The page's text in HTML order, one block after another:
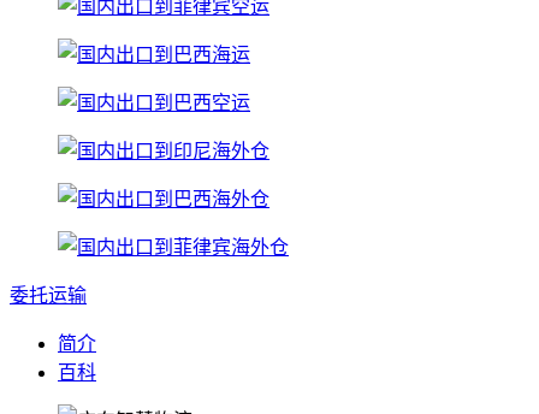
委托运输
简介
百科